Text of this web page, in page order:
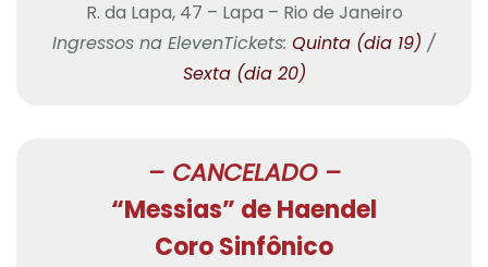
R. da Lapa, 47 – Lapa – Rio de Janeiro
Ingressos na ElevenTickets: Quinta (dia 19) /
Sexta (dia 20)
– CANCELADO –
“Messias” de Haendel
Coro Sinfônico